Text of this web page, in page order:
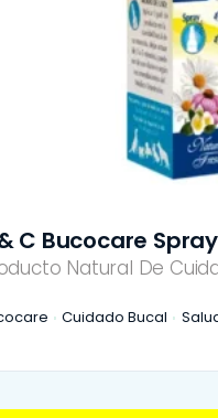
Natural De
C Bucocare
Cuidado Bucal